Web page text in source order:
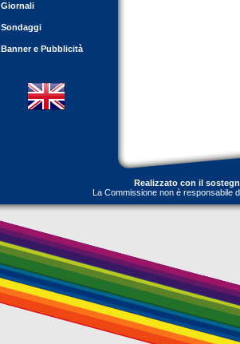
Giornali
Sondaggi
Banner e Pubblicità
Realizzato con il
La Commissione non è responsabile